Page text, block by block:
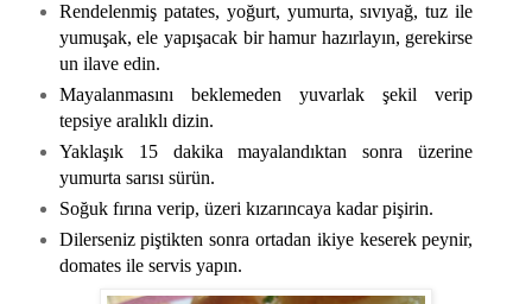
Rendelenmiş patates, yoğurt, yumurta, sıvıyağ, tuz ile
yumuşak, ele yapışacak bir hamur hazırlayın, gerekirse
un ilave edin.
Mayalanmasını beklemeden yuvarlak şekil verip
tepsiye aralıklı dizin.
Yaklaşık 15 dakika mayalandıktan sonra üzerine
yumurta sarısı sürün.
Soğuk fırına verip, üzeri kızarıncaya kadar pişirin.
Dilerseniz piştikten sonra ortadan ikiye keserek peynir,
domates ile servis yapın.